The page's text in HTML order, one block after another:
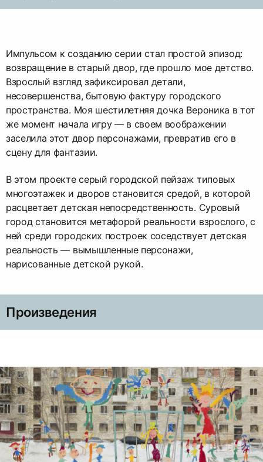
Импульсом к созданию серии стал простой эпизод:
возвращение в старый двор, где прошло мое детство.
Взрослый взгляд зафиксировал детали,
несовершенства, бытовую фактуру городского
пространства. Моя шестилетняя дочка Вероника в тот
же момент начала игру — в своем воображении
заселила этот двор персонажами, превратив его в
сцену для фантазии.
В этом проекте серый городской пейзаж типовых
многоэтажек и дворов становится средой, в которой
расцветает детская непосредственность. Суровый
город становится метафорой реальности взрослого, с
ней среди городских построек соседствует детская
реальность — вымышленные персонажи,
нарисованные детской рукой.
Произведения